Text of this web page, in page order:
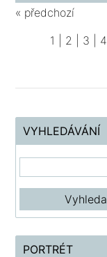
« předchozí
1
2 3 4
VYHLEDÁVÁNÍ
PORTRÉT